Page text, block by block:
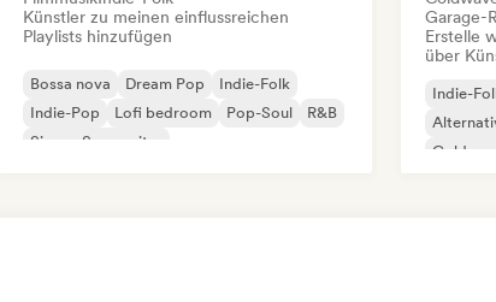
Künstler zu meinen einflussreichen
Playlists hinzufügen
Bossa nova Dream Pop
Indie-Folk
Indie-Pop
Lofi bedroom Pop-Soul
R&B
Singer-Songwriter
Garage-
Erstelle
über
Indie-
Coldwave